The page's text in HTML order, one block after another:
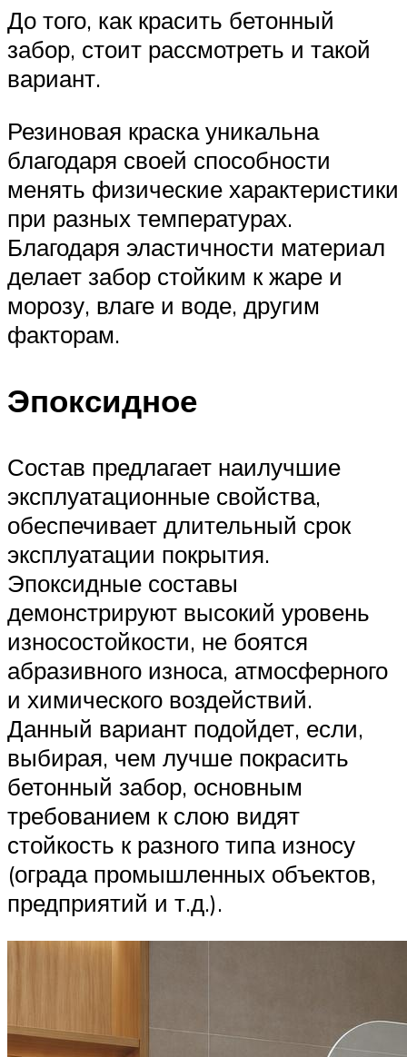
До того, как красить бетонный
забор, стоит рассмотреть и такой
вариант.
Резиновая краска уникальна
благодаря своей способности
менять физические характеристики
при разных температурах.
Благодаря эластичности материал
делает забор стойким к жаре и
морозу, влаге и воде, другим
факторам.
Эпоксидное
Состав предлагает наилучшие
эксплуатационные свойства,
обеспечивает длительный срок
эксплуатации покрытия.
Эпоксидные составы
демонстрируют высокий уровень
износостойкости, не боятся
абразивного износа, атмосферного
и химического воздействий.
Данный вариант подойдет, если,
выбирая, чем лучше покрасить
бетонный забор, основным
требованием к слою видят
стойкость к разного типа износу
(ограда промышленных объектов,
предприятий и т.д.).